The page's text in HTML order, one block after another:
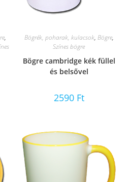
,
Bögrék, poharak, kulacsok, Bögre,
Színes bögre
Bögre cambridge kék füllel
és belsővel
2590 Ft